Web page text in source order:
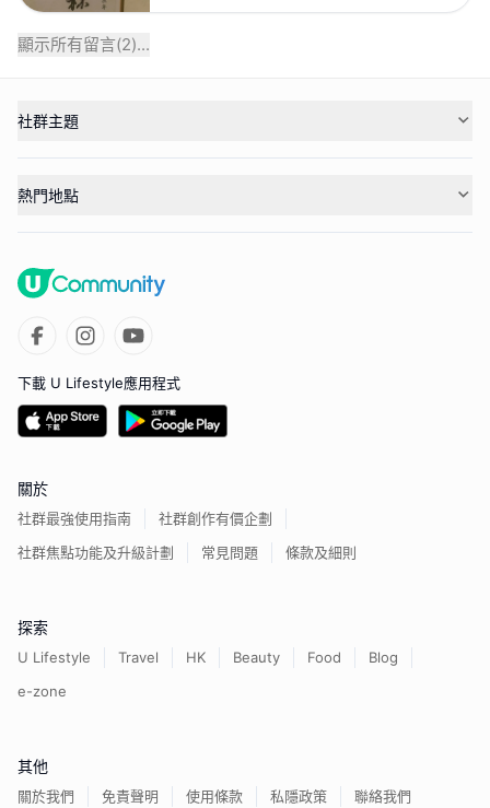
顯示所有留言(2)...
社群主題
熱門地點
下載 U Lifestyle應用程式
關於
社群最強使用指南
社群創作有價企劃
社群焦點功能及升級計劃
常見問題 條款及細則
探索
U Lifestyle Travel HK Beauty Food
Blog
e-zone
其他
關於我們 免責聲明 使用條款 私隱政策 聯絡我們